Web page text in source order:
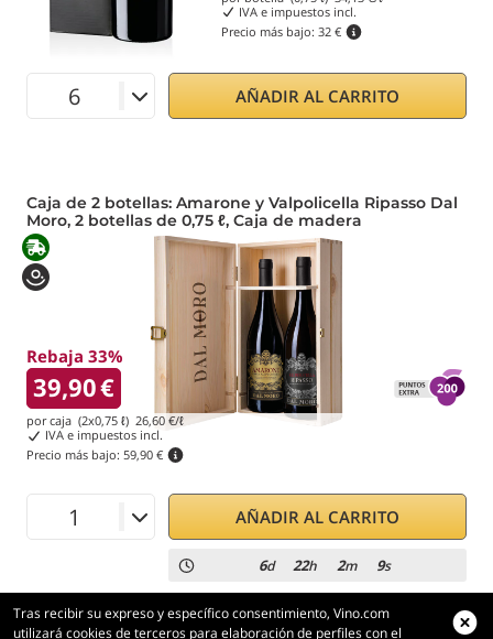
IVA e impuestos incl.
Precio más bajo: 32 €
AÑADIR AL CARRITO
Caja de 2 botellas: Amarone y Valpolicella Ripasso Dal
Moro, 2 botellas de 0,75 ℓ, Caja de madera
Rebaja 33%
39,90€
por caja (2x0,75 ℓ) 26,60 €/ℓ
IVA e impuestos incl.
Precio más bajo: 59,90 €
AÑADIR AL CARRITO
6d 22h 2m 8s
Tras recibir su expreso y específico consentimiento, Vino.com
utilizará cookies de terceros para elaboración de perfiles con el